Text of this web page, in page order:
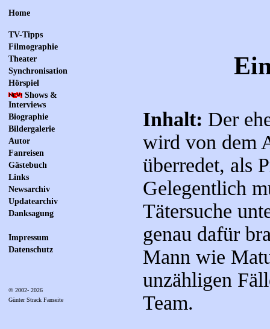
Home
TV-Tipps
Filmographie
Theater
Synchronisation
Hörspiel
Shows &
Interviews
Biographie
Bildergalerie
Autor
Fanreisen
Gästebuch
Links
Newsarchiv
Updatearchiv
Danksagung
Impressum
Datenschutz
© 2002- 2026
Günter Strack Fanseite
Inhalt: Der
wird von dem
überredet, als
Gelegentlich
Tätersuche
genau dafür
Mann wie
unzähligen
Team.